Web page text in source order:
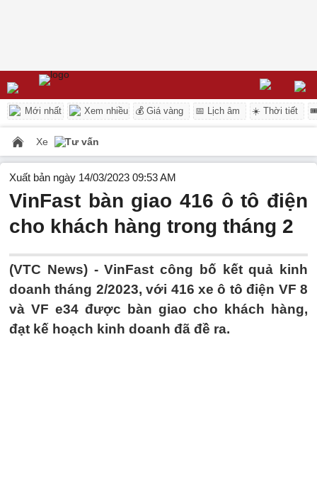
Mới nhất Xem nhiều 💰 Giá vàng 📅 Lịch âm ☀️ Thời tiết
Xe Tư vấn
Xuất bản ngày 14/03/2023 09:53 AM
VinFast bàn giao 416 ô tô điện
cho khách hàng trong tháng 2
(VTC News) -VinFast công bố kết quả kinh
doanh tháng 2/2023, với 416 xe ô tô điện VF 8
và VF e34 được bàn giao cho khách hàng,
đạt kế hoạch kinh doanh đã đề ra.